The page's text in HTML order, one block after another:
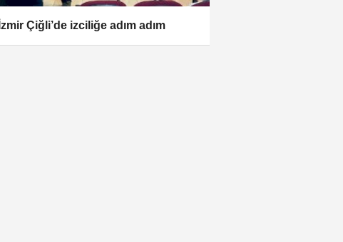
İzmir Çiğli’de izciliğe adım adım